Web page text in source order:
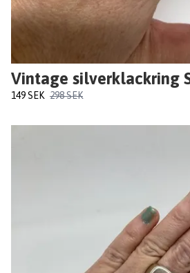
Vintage silverklackring
149 SEK 298 SEK